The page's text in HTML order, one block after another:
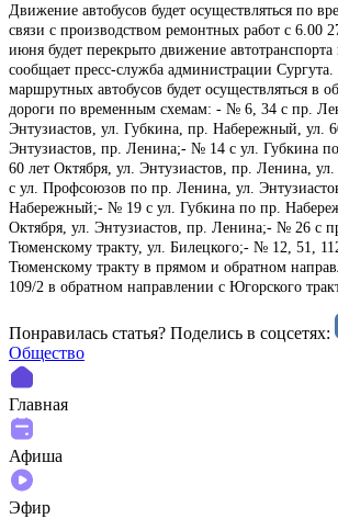
Движение автобусов будет осуществляться по
связи с производством ремонтных работ с 6.00
июня будет перекрыто движение автотранспорта
сообщает пресс-служба администрации
маршрутных автобусов будет осуществляться в
дороги по временным схемам: - № 6, 34 с пр.
Энтузиастов, ул. Губкина, пр. Набережный, ул.
Энтузиастов, пр. Ленина;- № 14 с ул. Губкина
60 лет Октября, ул. Энтузиастов, пр. Ленина,
с ул. Профсоюзов по пр. Ленина, ул.
Набережный;- № 19 с ул. Губкина по пр.
Октября, ул. Энтузиастов, пр. Ленина;- № 26 с
Тюменскому тракту, ул. Билецкого;- № 12, 51,
Тюменскому тракту в прямом и обратном
109/2 в обратном направлении с Югорского
Понравилась статья? Поделиcь в соцсетях:
Общество
Главная
Афиша
Эфир